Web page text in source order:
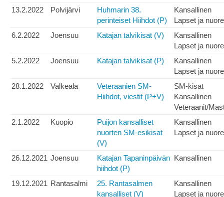
13.2.2022
Polvijärvi
Huhmarin 38.
perinteiset Hiihdot (P)
Kansallinen
Lapset ja
6.2.2022
Joensuu Katajan talvikisat (V)
Kansallinen
Lapset ja
5.2.2022
Joensuu Katajan talvikisat (P)
Kansallinen
Lapset ja
28.1.2022
Valkeala
Veteraanien SM-
Hiihdot, viestit (P+V)
SM-kisat
Kansallinen
Veteraanit/
2.1.2022
Kuopio
Puijon kansalliset
nuorten SM-esikisat
(V)
Kansallinen
Lapset ja
26.12.2021 Joensuu
Katajan Tapaninpäivän
hiihdot (P)
Kansallinen
19.12.2021 Rantasalmi
25. Rantasalmen
kansalliset (V)
Kansallinen
Lapset ja